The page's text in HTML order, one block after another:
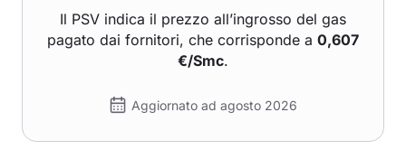
Il PSV indica il prezzo all’ingrosso del gas
pagato dai fornitori, che corrisponde a 0,607
€/Smc.
Aggiornato ad agosto 2026